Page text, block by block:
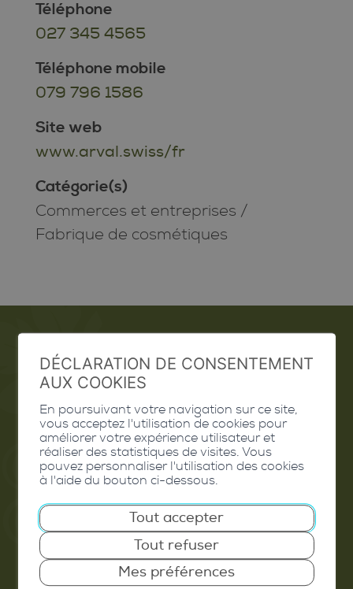
Téléphone
027 345 4565
Téléphone mobile
079 796 1586
Site web
www.arval.swiss/fr
Catégorie(s)
Commerces et entreprises /
Fabrique de cosmétiques
Emploi
Contact
Extranet
Valais Excellence
Commune de Conthey
Route de Savoie 54
DÉCLARATION DE CONSENTEMENT
AUX COOKIES
En poursuivant votre navigation sur ce site,
vous acceptez l'utilisation de cookies pour
améliorer votre expérience utilisateur et
réaliser des statistiques de visites. Vous
pouvez personnaliser l'utilisation des cookies
à l'aide du bouton ci-dessous.
Tout accepter
Tout refuser
Mes préférences